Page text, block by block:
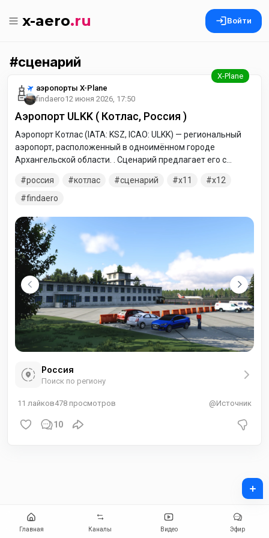
x-aero.ru Войти
сценарий
аэропорты X-Plane
findaero12 июня 2026, 17:50
Аэропорт ULKK ( Котлас, Россия )
Аэропорт Котлас (IATA: KSZ, ICAO: ULKK) — региональный
аэропорт, расположенный в одноимённом городе
Архангельской области. . Сценарий предлагает его с
X‑Plane 11 и 12, передавая атмосферу небольшого, но
важного транспортного узла Русского Севера. Сценарий
положении: на юго-востоке Архангельской области, в 4 км
к юго-востоку от города Котлас. В основе сценария —
правильные координаты (61.237000,
россия котлас сценарий x11
x12
findaero
Россия
Поиск по региону
11 лайков478 просмотров @Источник
10
Главная Каналы Видео Эфир
+